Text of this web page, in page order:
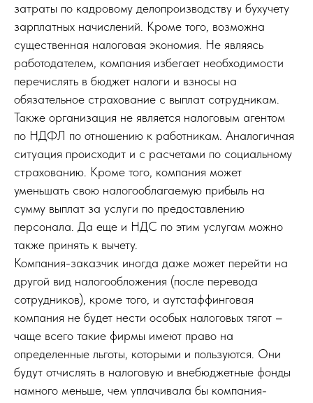
затраты по кадровому делопроизводству и бухучету
зарплатных начислений. Кроме того, возможна
существенная налоговая экономия. Не являясь
работодателем, компания избегает необходимости
перечислять в бюджет налоги и взносы на
обязательное страхование с выплат сотрудникам.
Также организация не является налоговым агентом
по НДФЛ по отношению к работникам. Аналогичная
ситуация происходит и с расчетами по социальному
страхованию. Кроме того, компания может
уменьшать свою налогооблагаемую прибыль на
сумму выплат за услуги по предоставлению
персонала. Да еще и НДС по этим услугам можно
также принять к вычету.
Компания-заказчик иногда даже может перейти на
другой вид налогообложения (после перевода
сотрудников), кроме того, и аутстаффинговая
компания не будет нести особых налоговых тягот –
чаще всего такие фирмы имеют право на
определенные льготы, которыми и пользуются. Они
будут отчислять в налоговую и внебюджетные фонды
намного меньше, чем уплачивала бы компания-